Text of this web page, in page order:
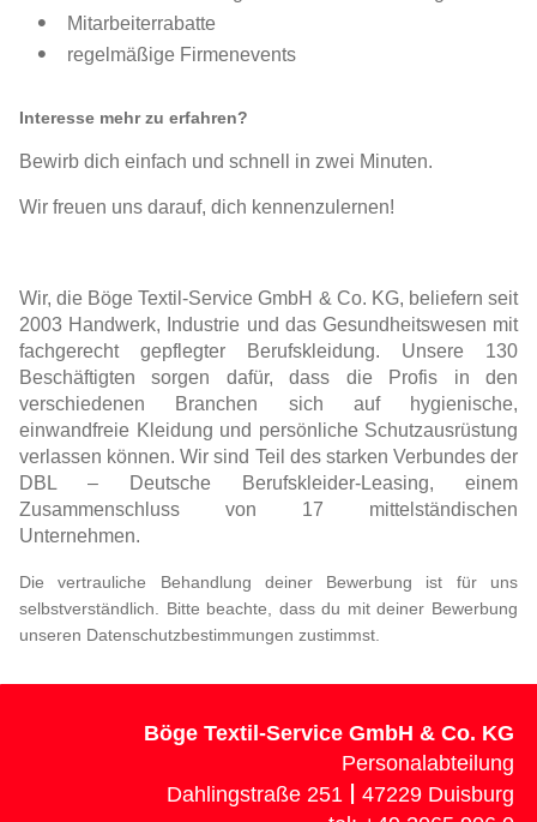
Mitarbeiterrabatte
regelmäßige Firmenevents
Interesse mehr zu erfahren?
Bewirb dich einfach und schnell in zwei Minuten.
Wir freuen uns darauf, dich kennenzulernen!
Wir, die Böge Textil-Service GmbH & Co. KG, beliefern seit
2003 Handwerk, Industrie und das Gesundheitswesen mit
fachgerecht gepflegter Berufskleidung. Unsere 130
Beschäftigten sorgen dafür, dass die Profis in den
verschiedenen Branchen sich auf hygienische,
einwandfreie Kleidung und persönliche Schutzausrüstung
verlassen können. Wir sind Teil des starken Verbundes der
DBL – Deutsche Berufskleider-Leasing, einem
Zusammenschluss von 17 mittelständischen
Unternehmen.
Die vertrauliche Behandlung deiner Bewerbung ist für uns
selbstverständlich. Bitte beachte, dass du mit deiner Bewerbung
unseren Datenschutzbestimmungen zustimmst.
Böge Textil-Service GmbH & Co. KG
Personalabteilung
Dahlingstraße 251
47229 Duisburg